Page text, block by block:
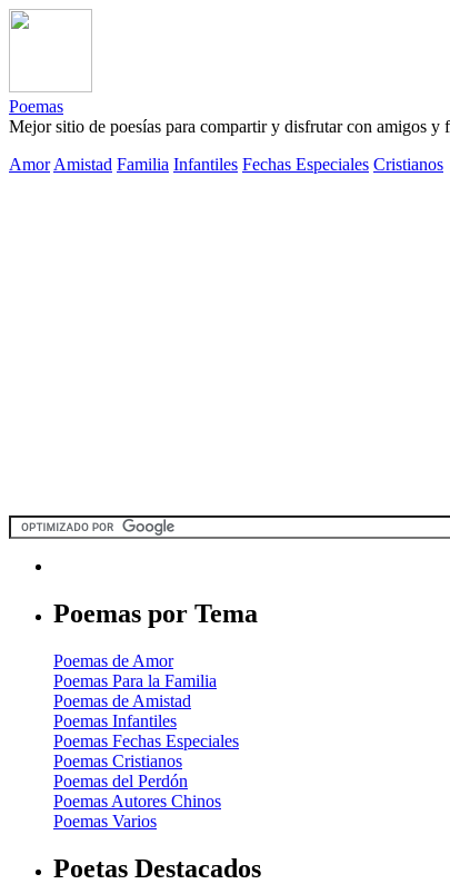
Poemas
Mejor sitio de poesías para compartir y disfrutar con amigos y
Amor Amistad Familia Infantiles Fechas Especiales Cristianos
Poemas por Tema
Poemas de Amor
Poemas Para la Familia
Poemas de Amistad
Poemas Infantiles
Poemas Fechas Especiales
Poemas Cristianos
Poemas del Perdón
Poemas Autores Chinos
Poemas Varios
Poetas Destacados